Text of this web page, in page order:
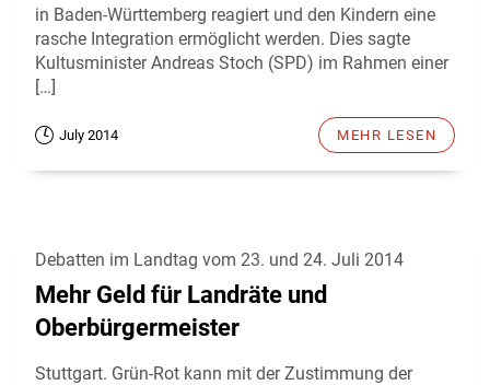
in Baden-Württemberg reagiert und den Kindern eine
rasche Integration ermöglicht werden. Dies sagte
Kultusminister Andreas Stoch (SPD) im Rahmen einer
[…]
July 2014 MEHR LESEN
Debatten im Landtag vom 23. und 24. Juli 2014
Mehr Geld für Landräte und
Oberbürgermeister
Stuttgart. Grün-Rot kann mit der Zustimmung der